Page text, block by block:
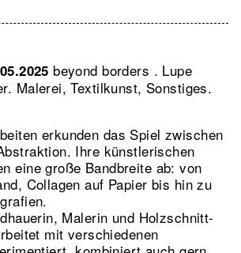
beyond borders . Lupe
Malerei, Textilkunst, Sonstiges.
erkunden das Spiel zwischen
Ihre künstlerischen
eine große Bandbreite ab: von
Collagen auf Papier bis hin zu
Malerin und Holzschnitt-
mit verschiedenen